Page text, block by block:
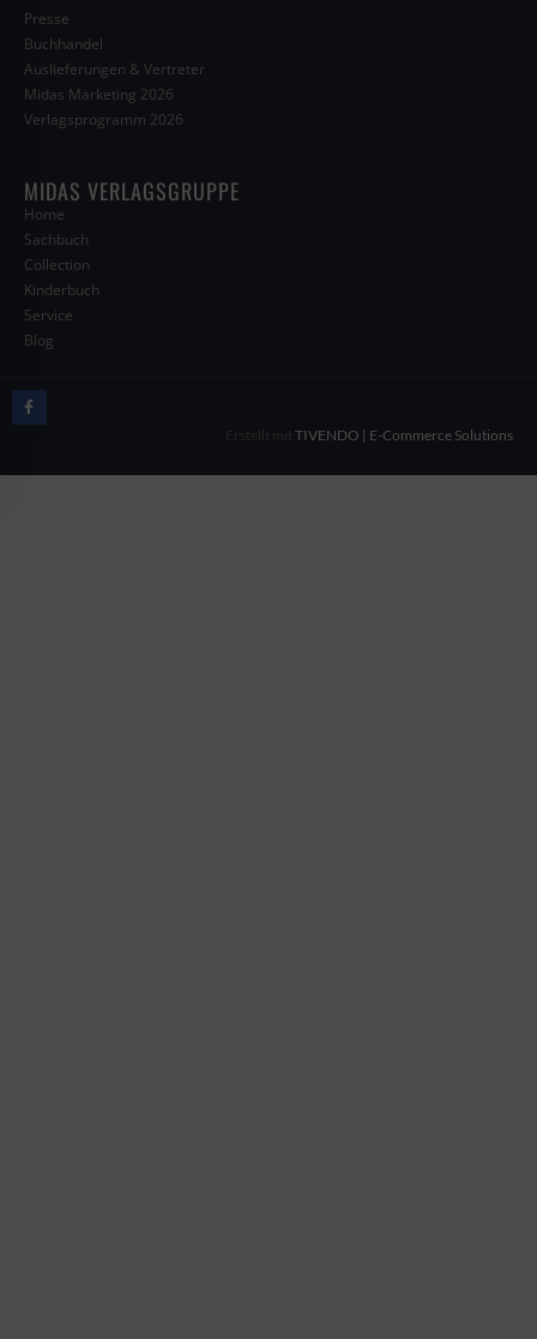
Presse
Buchhandel
Auslieferungen & Vertreter
Midas Marketing 2026
Verlagsprogramm 2026
MIDAS VERLAGSGRUPPE
Home
Sachbuch
Collection
Kinderbuch
Service
Blog
TIVENDO | E-Commerce Solutions